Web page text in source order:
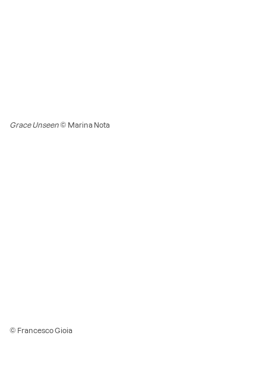
Grace Unseen© Marina Nota
© Francesco Gioia